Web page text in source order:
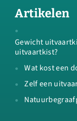
Artikelen
Gewicht
uitvaartkist?
Wat kost een
Zelf een